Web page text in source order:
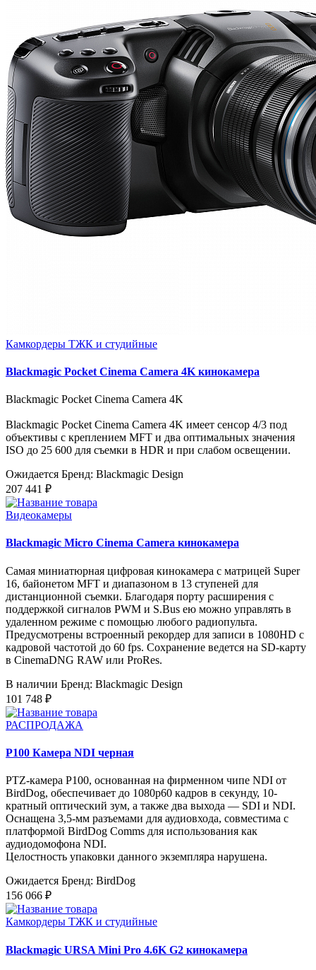
Камкордеры ТЖК и студийные
Blackmagic Pocket Cinema Camera 4K кинокамера
Blackmagic Pocket Cinema Camera 4K
Blackmagic Pocket Cinema Camera 4K имеет сенсор 4/3 под
объективы с креплением MFT и два оптимальных значения
ISO до 25 600 для съемки в HDR и при слабом освещении.
Ожидается Бренд: Blackmagic Design
207 441 ₽
Видеокамеры
Blackmagic Micro Cinema Camera кинокамера
Самая миниатюрная цифровая кинокамера с матрицей Super
16, байонетом MFT и диапазоном в 13 ступеней для
дистанционной съемки. Благодаря порту расширения с
поддержкой сигналов PWM и S.Bus ею можно управлять в
удаленном режиме с помощью любого радиопульта.
Предусмотрены встроенный рекордер для записи в 1080HD с
кадровой частотой до 60 fps. Сохранение ведется на SD-карту
в CinemaDNG RAW или ProRes.
В наличии Бренд: Blackmagic Design
101 748 ₽
РАСПРОДАЖА
P100 Камера NDI черная
PTZ-камера P100, основанная на фирменном чипе NDI от
BirdDog, обеспечивает до 1080p60 кадров в секунду, 10-
кратный оптический зум, а также два выхода — SDI и NDI.
Оснащена 3,5-мм разъемами для аудиовхода, совместима с
платформой BirdDog Comms для использования как
аудиодомофона NDI.
Целостность упаковки данного экземпляра нарушена.
Ожидается Бренд: BirdDog
156 066 ₽
Камкордеры ТЖК и студийные
Blackmagic URSA Mini Pro 4.6K G2 кинокамера